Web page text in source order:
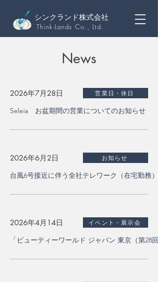
シンクランド株式会社
Think-Lands Co., Ltd.
News
2026年7月28日 営業日・休日
Seleia お盆期間の営業についてのお知らせ
2026年6月2日 お知らせ
台風6号接近に伴う全社テレワーク（在宅勤務）
2026年4月14日 イベント・展示会
「ビューティーワールド ジャパン 東京（第28